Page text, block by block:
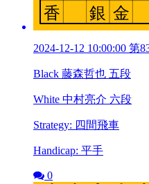
2024-12-12 10:00:00
Black 藤森哲也 五段
White 中村亮介 六段
Strategy: 四間飛車
Handicap: 平手
0